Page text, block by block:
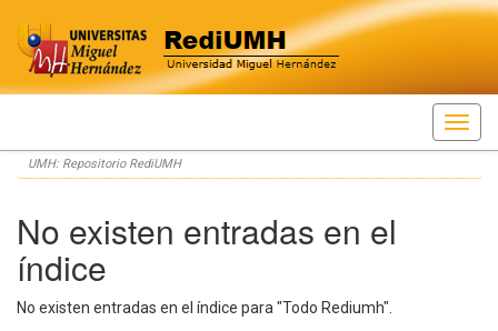
Skip
navigation
UMH: Repositorio RediUMH
No existen entradas en el
índice
No existen entradas en el índice para "Todo Rediumh".